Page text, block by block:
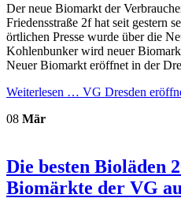
Der neue Biomarkt der
Friedensstraße 2f hat seit gestern
örtlichen Presse wurde über die
Kohlenbunker wird neuer
Neuer Biomarkt eröffnet in der
Weiterlesen … VG Dresden
08 Mär
Die besten Bioläden
Biomärkte der VG